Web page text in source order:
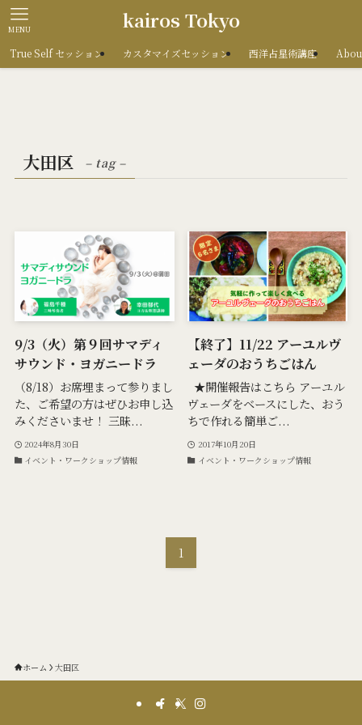
kairos Tokyo
MENU
True Self セッション カスタマイズセッション 西洋占星術講座
大田区 – tag –
9/3（火）第９回サマディ
サウンド・ヨガニードラ
（8/18）お席埋まって参りまし
た、ご希望の方はぜひお申し込
みくださいませ！ 三昧...
2024年8月30日
イベント・ワークショップ情報
【終了】11/22 アーユルヴ
ェーダのおうちごはん
★開催報告はこちら アーユル
ヴェーダをベースにした、おう
ちで作れる簡単ご...
2017年10月20日
イベント・ワークショップ情報
1
ホーム 大田区